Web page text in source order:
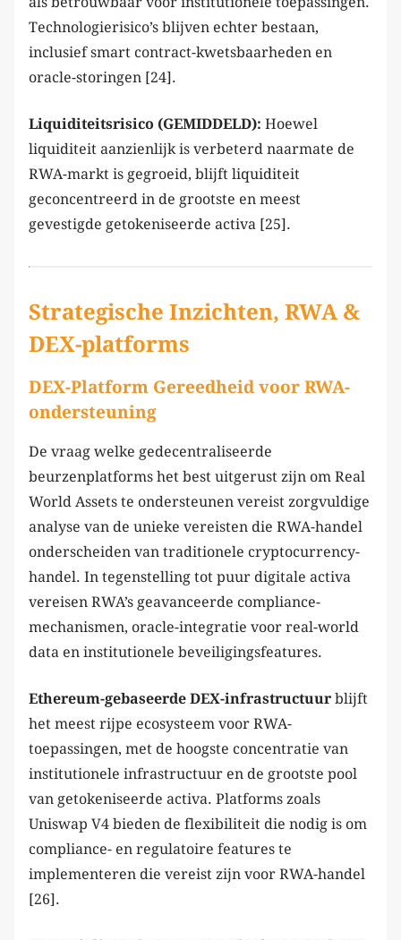
Technologierisico’s blijven echter bestaan,
inclusief smart contract-kwetsbaarheden en
oracle-storingen [24].
Liquiditeitsrisico (GEMIDDELD): Hoewel
liquiditeit aanzienlijk is verbeterd naarmate de
RWA-markt is gegroeid, blijft liquiditeit
geconcentreerd in de grootste en meest
gevestigde getokeniseerde activa [25].
Strategische Inzichten, RWA &
DEX-platforms
DEX-Platform Gereedheid voor RWA-
ondersteuning
De vraag welke gedecentraliseerde
beurzenplatforms het best uitgerust zijn om Real
World Assets te ondersteunen vereist zorgvuldige
analyse van de unieke vereisten die RWA-handel
onderscheiden van traditionele cryptocurrency-
handel. In tegenstelling tot puur digitale activa
vereisen RWA’s geavanceerde compliance-
mechanismen, oracle-integratie voor real-world
data en institutionele beveiligingsfeatures.
Ethereum-gebaseerde DEX-infrastructuur blijft
het meest rijpe ecosysteem voor RWA-
toepassingen, met de hoogste concentratie van
institutionele infrastructuur en de grootste pool
van getokeniseerde activa. Platforms zoals
Uniswap V4 bieden de flexibiliteit die nodig is om
compliance- en regulatoire features te
implementeren die vereist zijn voor RWA-handel
[26].